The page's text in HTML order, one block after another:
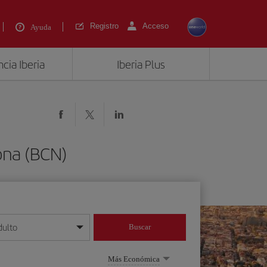
Ayuda Registro Acceso
Iberia Iberia Plus
(BCN)
mes/año
Buscar
Más Económica